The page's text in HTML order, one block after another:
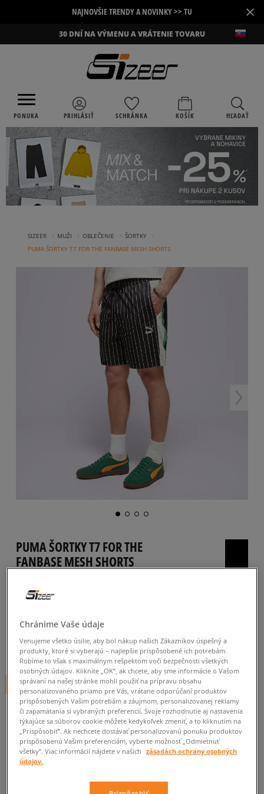
NAJNOVŠIE TRENDY A NOVINKY >> TU ×
30 DNÍ NA VÝMENU A VRÁTENIE TOVARU
PONUKA PRIHLÁSIŤ SCHRÁNKA KOŠÍK HĽADAŤ
SIZEER MUŽI OBLEČENIE ŠORTKY
PUMA ŠORTKY T7 FOR THE FANBASE MESH SHORTS
PUMA ŠORTKY T7 FOR THE
FANBASE MESH SHORTS
60€ -45% (počiatočná cena)
34€ -3% (najnižšia cena za posledných 30 dní pred zľavou)
33€ cena s DPH
+ 33 BODOV V SIZEERCLUBE
FARBAČIERNA
Chránime Vaše údaje
Venujeme všetko úsilie, aby bol nákup našich Zákazníkov úspešný a
produkty, ktoré si vyberajú – najlepšie prispôsobené ich potrebám.
Robíme to však s maximálnym rešpektom voči bezpečnosti všetkých
osobných údajov. Kliknite „OK”, ak chcete, aby sme informácie o Vašom
správaní na našej stránke mohli použiť na prípravu obsahu
personalizovaného priamo pre Vás, vrátane odporúčaní produktov
prispôsobených Vašim potrebám a záujmom, personalizovanej reklamy
či zapamätania si vybraných preferencií. Svoje rozhodnutie aj nastavenia
týkajúce sa súborov cookie môžete kedykoľvek zmeniť, a to kliknutím na
„Prispôsobiť”. Ak nechcete dostávať personalizovanú ponuku produktov
prispôsobenú Vašim preferenciám, vyberte možnosť „Odmietnuť
všetky”. Viac informácií nájdete v našich
zásadách ochrany osobných
údajov.